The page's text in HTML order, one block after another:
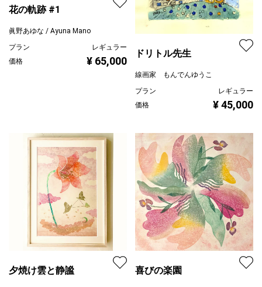
花の軌跡 #1
眞野あゆな / Ayuna Mano
プラン
レギュラー
価格
¥ 65,000
ドリトル先生
線画家 もんでんゆうこ
プラン
レギュラー
価格
¥ 45,000
夕焼け雲と静謐 喜びの楽園